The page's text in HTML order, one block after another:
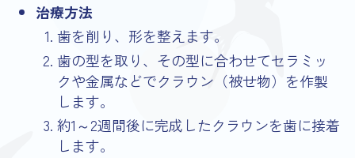
治療方法
歯を削り、形を整えます。
歯の型を取り、その型に合わせてセラミッ
クや金属などでクラウン（被せ物）を作製
します。
約1～2週間後に完成したクラウンを歯に接着
します。